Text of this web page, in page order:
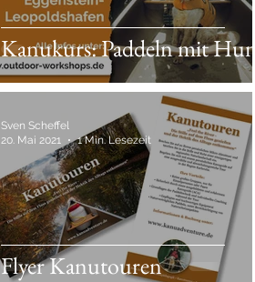
Kanukurs: Paddeln mit Hund
Flyer Kanutouren
Sven Scheffel
20. Mai 2021
1 Min. Lesezeit